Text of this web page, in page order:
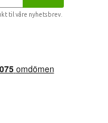
til våre nyhetsbrev.